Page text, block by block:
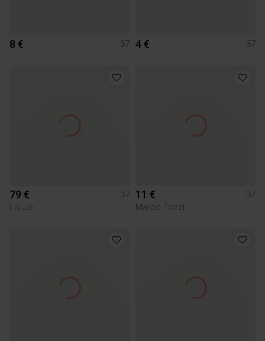
8 € 37 4 € 37
79 €
37
Liu Jo
11 €
37
Marco Tozzi